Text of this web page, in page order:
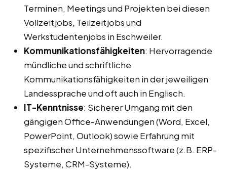
Terminen, Meetings und Projekten bei diesen
Vollzeitjobs, Teilzeitjobs und
Werkstudentenjobs in Eschweiler.
Kommunikationsfähigkeiten: Hervorragende
mündliche und schriftliche
Kommunikationsfähigkeiten in der jeweiligen
Landessprache und oft auch in Englisch.
IT-Kenntnisse: Sicherer Umgang mit den
gängigen Office-Anwendungen (Word, Excel,
PowerPoint, Outlook) sowie Erfahrung mit
spezifischer Unternehmenssoftware (z.B. ERP-
Systeme, CRM-Systeme).